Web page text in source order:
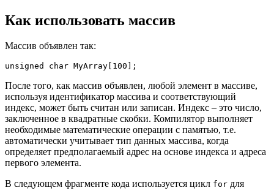
Как использовать массив
Массив объявлен так:
unsigned char MyArray 100 ;
После того, как массив объявлен, любой элемент в массиве,
используя идентификатор массива и соответствующий
индекс, может быть считан или записан. Индекс – это число,
заключенное в квадратные скобки. Компилятор выполняет
необходимые математические операции с памятью, т.е.
автоматически учитывает тип данных массива, когда
определяет предполагаемый адрес на основе индекса и адреса
первого элемента.
В следующем фрагменте кода используется цикл for для